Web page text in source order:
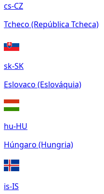
cs-CZ
Tcheco (República Tcheca)
sk-SK
Eslovaco (Eslováquia)
hu-HU
Húngaro (Hungria)
is-IS